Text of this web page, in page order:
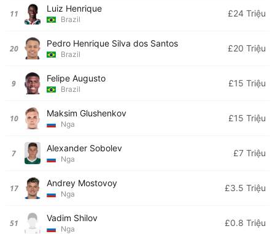
11 Luiz Henrique
Brazil
£24 Triệu
20 Pedro Henrique Silva dos Santos
Brazil
£20 Triệu
9 Felipe Augusto
Brazil
£15 Triệu
10 Maksim Glushenkov
Nga
£15 Triệu
7 Alexander Sobolev
Nga
£7 Triệu
17 Andrey Mostovoy
Nga
£3.5 Triệu
51 Vadim Shilov
Nga
£0.8 Triệu